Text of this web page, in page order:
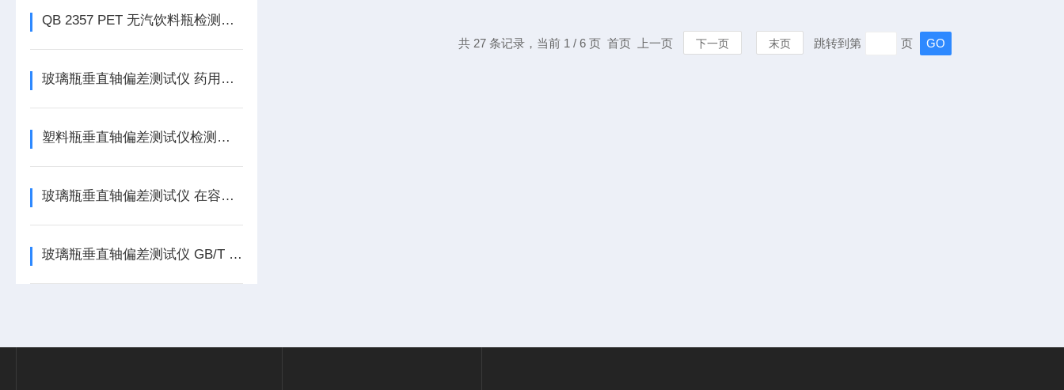
QB 2357 PET 无汽饮料瓶检测项目及仪器应用
玻璃瓶垂直轴偏差测试仪 药用玻璃包装质量控制的重要检测设备
塑料瓶垂直轴偏差测试仪检测饮品瓶瓶身平整度
玻璃瓶垂直轴偏差测试仪 在容器质量控制中的应用 GB/T 8452-2025
玻璃瓶垂直轴偏差测试仪 GB/T 8452-2025 标准与测试仪器应用解析
共 27 条记录，当前 1 / 6 页 首页 上一页 下一页 末页 跳转到第 页